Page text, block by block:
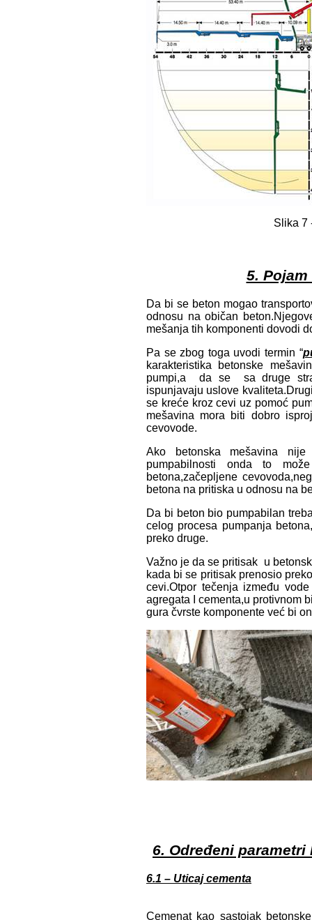
Slika 7
5.
Da bi se beton mogao
odnosu na običan
mešanja tih komponenti dovodi
Pa se zbog toga uvodi termin “
karakteristika betonske
pumpi,a da se sa druge
ispunjavaju uslove
se kreće kroz cevi uz pomoć
mešavina mora biti dobro
cevovode.
Ako betonska mešavina
pumpabilnosti onda to
betona,začepljene
betona na pritiska u odnosu na
Da bi beton bio pumpabilan
celog procesa pumpanja
preko druge.
Važno je da se pritisak u
kada bi se pritisak prenosio
cevi.Otpor tečenja između
agregata I cementa,u protivnom
gura čvrste komponente već bi
6. Određeni
6.1 – Uticaj cementa
Cemenat kao sastojak